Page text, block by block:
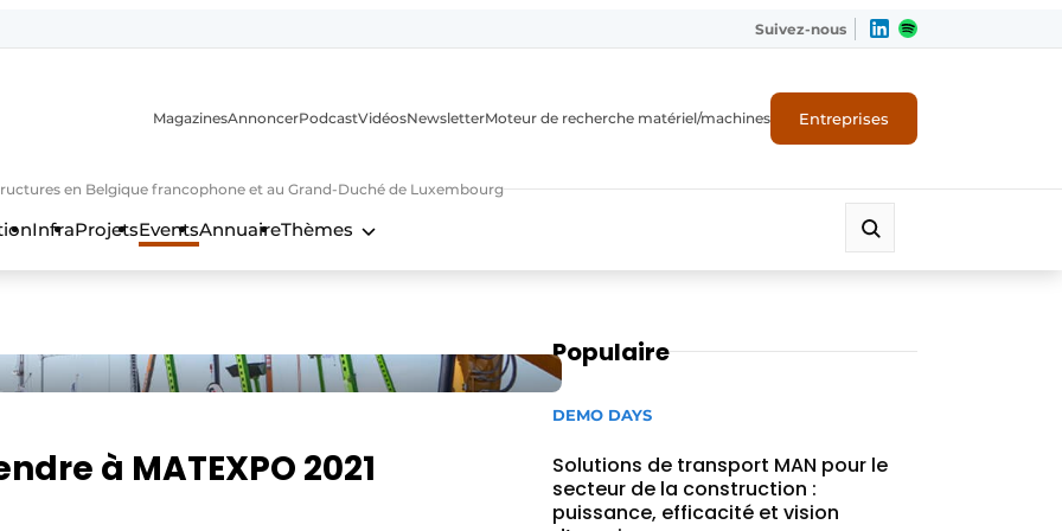
Suivez-nous
en Belgique francophone et au Grand-Duché de Luxembourg
MagazinesAnnoncerPodcastVidéosNewsletterMoteur de recherche matériel/machines Entreprises
InfraProjetsEventsAnnuaireThèmes
à MATEXPO 2021
Populaire
DEMO DAYS
Solutions de transport MAN pour le
secteur de la construction :
puissance, efficacité et vision